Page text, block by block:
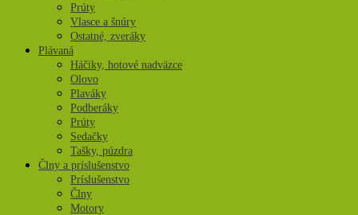
Prúty
Vlasce a šnúry
Ostatné, zveráky
Plávaná
Háčiky, hotové nadväzce
Olovo
Plaváky
Podberáky
Prúty
Sedačky
Tašky, púzdra
Člny a príslušenstvo
Príslušenstvo
Člny
Motory